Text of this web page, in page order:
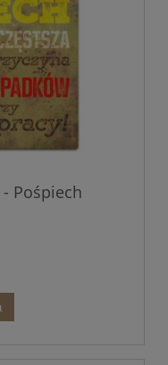
- Pośpiech